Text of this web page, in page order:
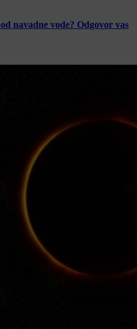
navadne vode? Odgovor vas